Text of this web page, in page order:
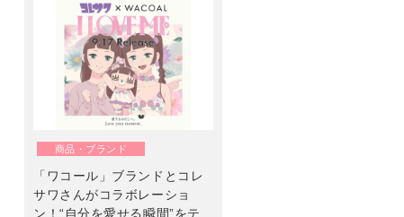
商品・ブランド
「ワコール」ブランドとコレ
サワさんがコラボレーショ
ン！“自分を愛せる瞬間”をテ